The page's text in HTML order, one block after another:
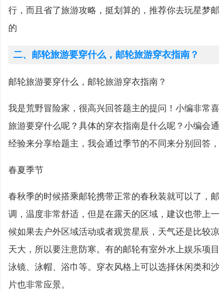
行，而且省了旅游攻略，挺划算的，推荐你去玩星梦
的
二、邮轮旅游要穿什么，邮轮旅游穿衣指南？
邮轮旅游要穿什么，邮轮旅游穿衣指南？
我是荒野冒险家，很高兴回答题主的提问！小编非常
旅游要穿什么呢？具体的穿衣指南是什么呢？小编会
经验来分享给题主，我会通过季节的不同来分别回答
春夏季节
春秋季的时候搭乘邮轮携带正常的春秋装就可以了，
调，温度非常舒适，但是在露天的区域，建议也带上
候如果去户外区域活动或者观赏星辰，天气还是比较
天大，所以要注意防寒。有的邮轮有室外水上娱乐项
泳镜、泳帽、浴巾等。穿衣风格上可以选择休闲类和
片也非常应景。